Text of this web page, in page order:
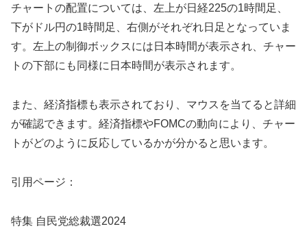
チャートの配置については、左上が日経225の1時間足、
下がドル円の1時間足、右側がそれぞれ日足となっていま
す。左上の制御ボックスには日本時間が表示され、チャー
トの下部にも同様に日本時間が表示されます。
また、経済指標も表示されており、マウスを当てると詳細
が確認できます。経済指標やFOMCの動向により、チャー
トがどのように反応しているかが分かると思います。
引用ページ：
特集 自民党総裁選2024